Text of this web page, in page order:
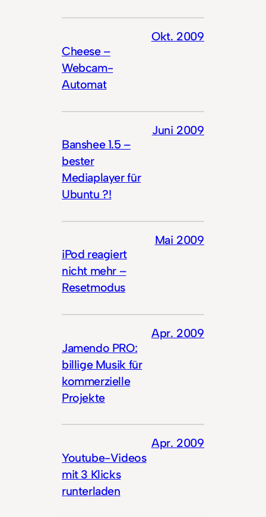
Cheese –
Webcam-
Automat
Okt. 2009
Banshee 1.5 –
bester
Mediaplayer für
Ubuntu ?!
Juni 2009
iPod reagiert
nicht mehr –
Resetmodus
Mai 2009
Jamendo PRO:
billige Musik für
kommerzielle
Projekte
Apr. 2009
Youtube-Videos
mit 3 Klicks
runterladen
Apr. 2009